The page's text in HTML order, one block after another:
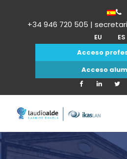
+34 946 720 505 |
EU
ES
Acceso
Acceso